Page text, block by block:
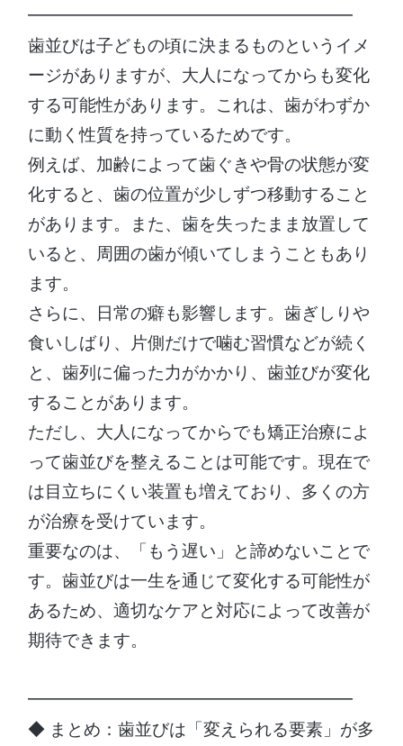
━━━━━━━━━━━━━━━━━━━
歯並びは子どもの頃に決まるものというイメ
ージがありますが、大人になってからも変化
する可能性があります。これは、歯がわずか
に動く性質を持っているためです。
例えば、加齢によって歯ぐきや骨の状態が変
化すると、歯の位置が少しずつ移動すること
があります。また、歯を失ったまま放置して
いると、周囲の歯が傾いてしまうこともあり
ます。
さらに、日常の癖も影響します。歯ぎしりや
食いしばり、片側だけで噛む習慣などが続く
と、歯列に偏った力がかかり、歯並びが変化
することがあります。
ただし、大人になってからでも矯正治療によ
って歯並びを整えることは可能です。現在で
は目立ちにくい装置も増えており、多くの方
が治療を受けています。
重要なのは、「もう遅い」と諦めないことで
す。歯並びは一生を通じて変化する可能性が
あるため、適切なケアと対応によって改善が
期待できます。
━━━━━━━━━━━━━━━━━━━
◆ まとめ：歯並びは「変えられる要素」が多